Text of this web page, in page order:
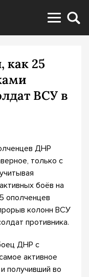
как 25
ВСУ в
ДНР
только с
боёв на
ополченцев
колонн ВСУ
противника.
ДНР с
активное
получивший во